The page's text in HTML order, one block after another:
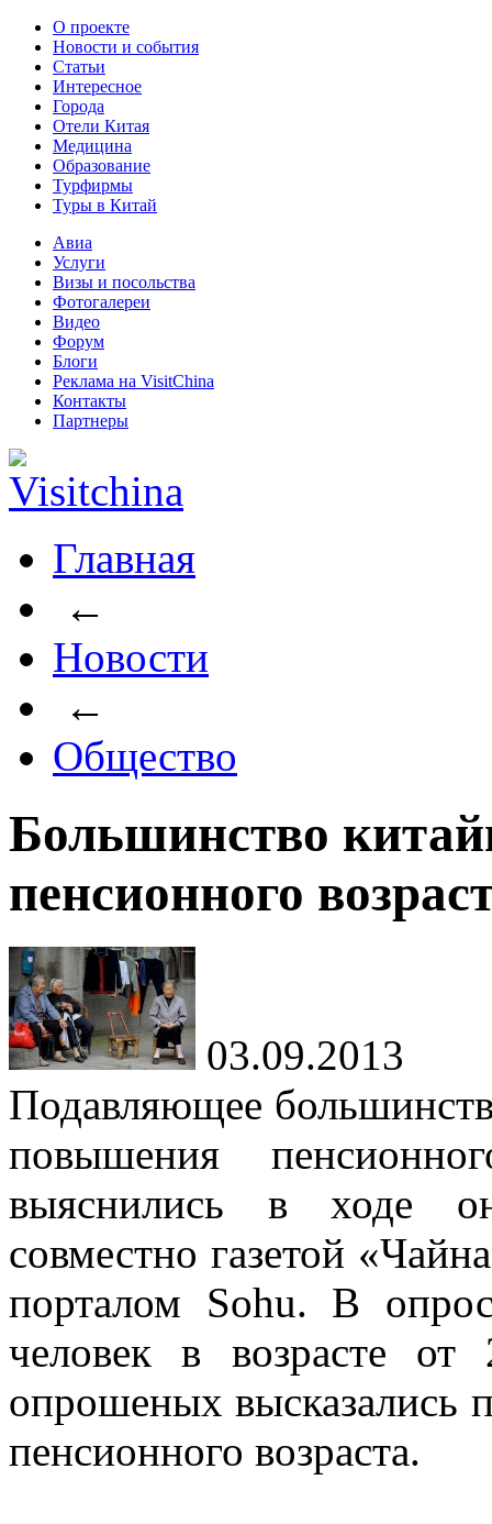
О проекте
Новости и события
Статьи
Интересное
Города
Отели Китая
Медицина
Образование
Турфирмы
Туры в Китай
Авиа
Услуги
Визы и посольства
Фотогалереи
Видео
Форум
Блоги
Реклама на VisitChina
Контакты
Партнеры
Главная
←
Новости
←
Общество
Большинство
пенсионного
03.09.2013
Подавляющее
повышения
выяснились в ходе
совместно газетой
порталом Sohu. В
человек в возрасте
опрошеных высказались
пенсионного возраста.